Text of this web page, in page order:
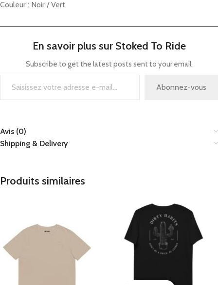
Couleur : Noir / Vert
En savoir plus sur Stoked To Ride
Subscribe to get the latest posts sent to your email.
Abonnez-vous
Avis (0)
Shipping & Delivery
Produits similaires